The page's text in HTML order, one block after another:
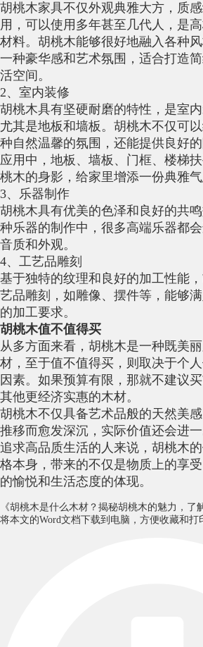
胡桃木家具不仅外观典雅大方，质
用，可以使用多年甚至几代人，是
材料。胡桃木能够很好地融入各种
一种豪华感和艺术氛围，适合打造
活空间。
2、室内装修
胡桃木具有坚硬耐磨的特性，是室
尤其是地板和墙板。胡桃木不仅可
种自然温馨的氛围，还能提供良好
应用中，地板、墙板、门框、楼梯
桃木的身影，给家里增添一份典雅气
3、乐器制作
胡桃木具有优美的色泽和良好的共
种乐器的制作中，很多高端乐器都
音质和外观。
4、工艺品雕刻
基于独特的纹理和良好的加工性能
艺品雕刻，如雕像、摆件等，能够
的加工要求。
胡桃木值不值得买
从多方面来看，胡桃木是一种既美
材，至于值不值得买，则取决于个
因素。如果预算有限，那就不建议
其他更经济实惠的木材。
胡桃木不仅具备艺术品般的天然美
推移而愈发深沉，实际价值还会进
追求高品质生活的人来说，胡桃木
格本身，带来的不仅是物质上的享
的愉悦和生活态度的体现。
《胡桃木是什么木材？揭秘胡桃木的魅力，了
将本文的Word文档下载到电脑，方便收藏和打